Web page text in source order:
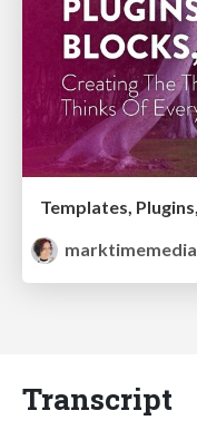
marktimemedia
Transcript